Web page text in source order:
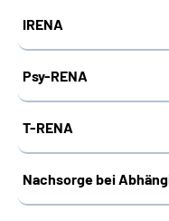
IRENA
Psy-RENA
T-RENA
Nachsorge bei